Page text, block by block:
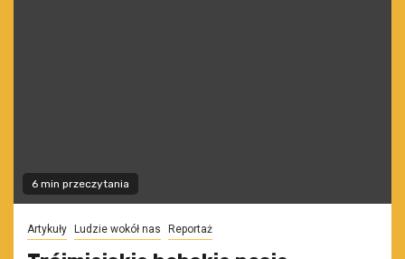
6 min przeczytania
Artykuły Ludzie wokół nas Reportaż